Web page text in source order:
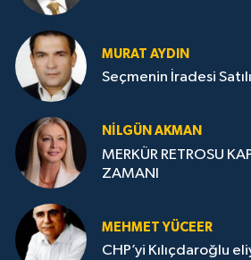
MURAT AYDIN
Seçmenin İradesi
NILGÜN AKMAN
MERKÜR RETROSU
ZAMANI
MEHMET YÜCEER
CHP’yi Kılıçdaroğlu